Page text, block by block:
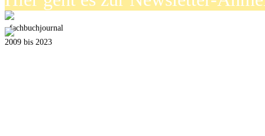
fachbuchjournal
2009 bis 2023